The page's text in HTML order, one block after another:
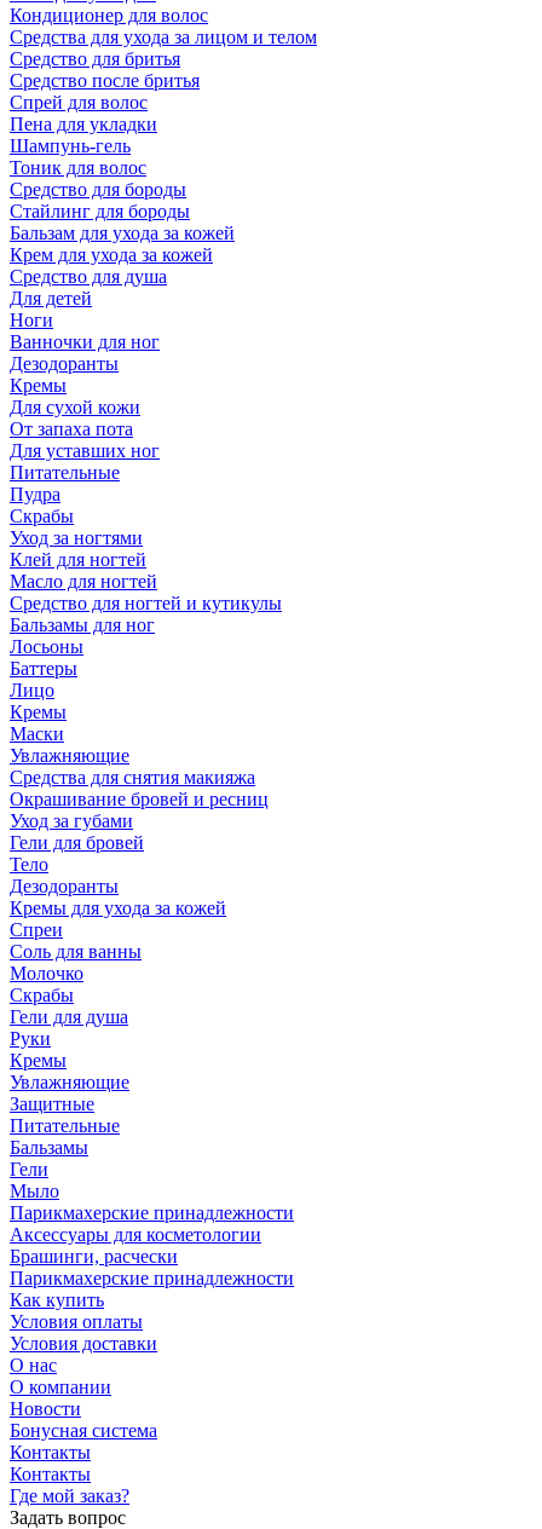
Кондиционер для волос
Средства для ухода за лицом и телом
Средство для бритья
Средство после бритья
Спрей для волос
Пена для укладки
Шампунь-гель
Тоник для волос
Средство для бороды
Стайлинг для бороды
Бальзам для ухода за кожей
Крем для ухода за кожей
Средство для душа
Для детей
Ноги
Ванночки для ног
Дезодоранты
Кремы
Для сухой кожи
От запаха пота
Для уставших ног
Питательные
Пудра
Скрабы
Уход за ногтями
Клей для ногтей
Масло для ногтей
Средство для ногтей и кутикулы
Бальзамы для ног
Лосьоны
Баттеры
Лицо
Кремы
Маски
Увлажняющие
Средства для снятия макияжа
Окрашивание бровей и ресниц
Уход за губами
Гели для бровей
Тело
Дезодоранты
Кремы для ухода за кожей
Спреи
Соль для ванны
Молочко
Скрабы
Гели для душа
Руки
Кремы
Увлажняющие
Защитные
Питательные
Бальзамы
Гели
Мыло
Парикмахерские принадлежности
Аксессуары для косметологии
Брашинги, расчески
Парикмахерские принадлежности
Как купить
Условия оплаты
Условия доставки
О нас
О компании
Новости
Бонусная система
Контакты
Контакты
Где мой заказ?
Задать вопрос